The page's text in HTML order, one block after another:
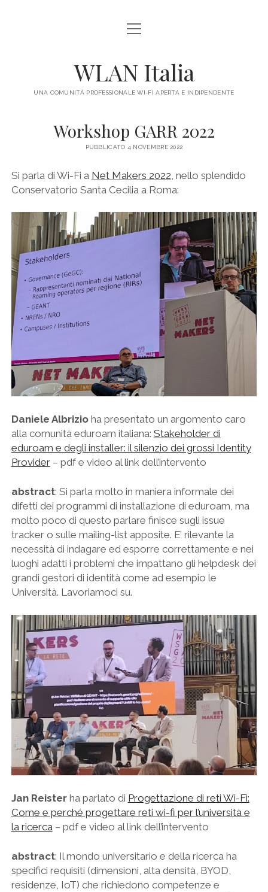
HOME
apri
menu
WLAN Italia
UNA COMUNITÀ PROFESSIONALE WI-FI APERTA E INDIPENDENTE
Workshop GARR 2022
PUBBLICATO 4 NOVEMBRE 2022
Si parla di Wi-Fi a Net Makers 2022 , nello splendido
Conservatorio Santa Cecilia a Roma:
Daniele Albrizio ha presentato un argomento caro
alla comunità eduroam italiana: Stakeholder di
eduroam e degli installer: il silenzio dei grossi Identity
Provider– pdf e video al link dell’intervento
abstract: Si parla molto in maniera informale dei
difetti dei programmi di installazione di eduroam, ma
molto poco di questo parlare finisce sugli issue
tracker o sulle mailing-list apposite. E’ rilevante la
necessità di indagare ed esporre correttamente e nei
luoghi adatti i problemi che impattano gli helpdesk dei
grandi gestori di identità come ad esempio le
Università. Lavoriamoci su.
Jan Reister ha parlato di Progettazione di reti Wi-Fi:
Come e perché progettare reti wi-fi per l’università e
la ricerca– pdf e video al link dell’intervento
abstract: Il mondo universitario e della ricerca ha
specifici requisiti (dimensioni, alta densità, BYOD,
residenze, IoT) che richiedono competenze e